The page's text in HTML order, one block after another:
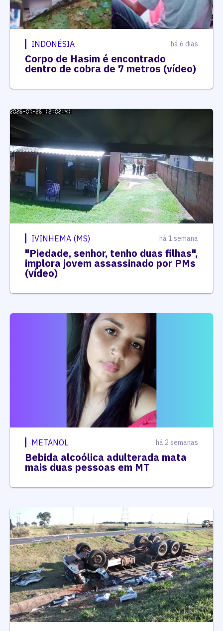
INDONÉSIA há 6 dias
Corpo de Hasim é encontrado
dentro de cobra de 7 metros (vídeo)
IVINHEMA (MS) há 1 semana
"Piedade, senhor, tenho duas filhas",
implora jovem assassinado por PMs
(vídeo)
METANOL há 2 semanas
Bebida alcoólica adulterada mata
mais duas pessoas em MT